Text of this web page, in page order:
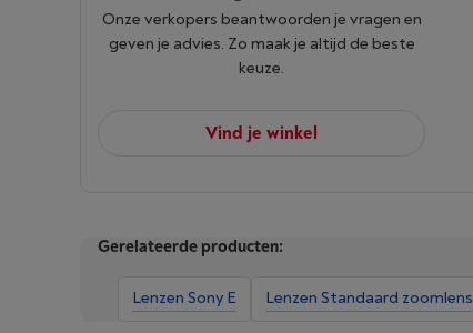
Onze verkopers beantwoorden je vragen en
geven je advies. Zo maak je altijd de beste
keuze.
Vind je winkel
Gerelateerde producten:
Lenzen Sony E Lenzen Standaard zoomlens